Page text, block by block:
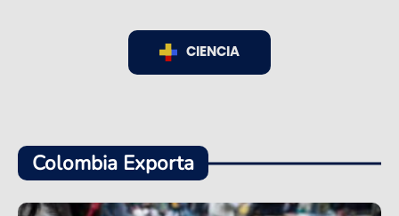
CIENCIA
Colombia Exporta